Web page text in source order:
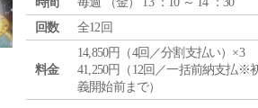
回数
全12回
料金
14,850円（4回／分割支払い）×3
41,250円（12回／一括前納支払※
義開始前まで）